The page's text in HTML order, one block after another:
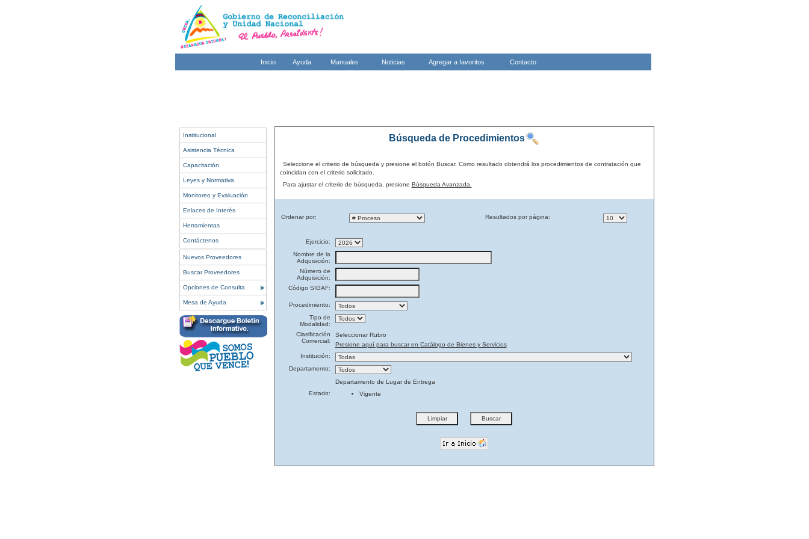
Inicio Ayuda Manuales Noticias Agregar a favoritos Contacto
Institucional
Asistencia Técnica
Capacitación
Leyes y Normativa
Monitoreo y Evaluación
Enlaces de Interés
Herramientas
Contáctenos
Nuevos Proveedores
Buscar Proveedores
Opciones de Consulta
Mesa de Ayuda
Búsqueda de Procedimientos
Seleccione el criterio de búsqueda y presione el botón Buscar. Como resultado obtendrá los procedimientos de contratación que
coincidan con el criterio solicitado.
Para ajustar el criterio de búsqueda, presione Búsqueda Avanzada.
Ordenar por: Resultados por página:
Ejercicio:
Nombre de la
Adquisición:
Número de
Adquisición:
Código SIGAF:
Procedimiento:
Tipo de
Modalidad:
Clasificación
Comercial:
Seleccionar Rubro
Presione aquí para buscar en Catálogo de Bienes y Servicios
Institución:
Departamento:
Departamento de Lugar de Entrega
Estado:
Vigente